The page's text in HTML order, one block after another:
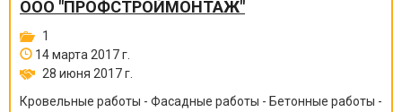
ООО "ПРОФСТРОЙМОНТАЖ"
1
14 марта 2017 г.
28 июня 2017 г.
Кровельные работы - Фасадные работы - Бетонные работы -